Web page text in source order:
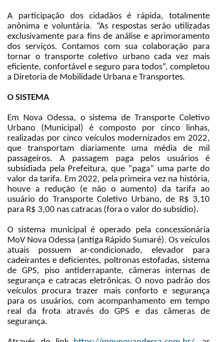
A participação dos cidadãos é rápida, totalmente
anônima e voluntária. “As respostas serão utilizadas
exclusivamente para fins de análise e aprimoramento
dos serviços. Contamos com sua colaboração para
tornar o transporte coletivo urbano cada vez mais
eficiente, confortável e seguro para todos”, completou
a Diretoria de Mobilidade Urbana e Transportes.
O SISTEMA
Em Nova Odessa, o sistema de Transporte Coletivo
Urbano (Municipal) é composto por cinco linhas,
realizadas por cinco veículos modernizados em 2022,
que transportam diariamente uma média de mil
passageiros. A passagem paga pelos usuários é
subsidiada pela Prefeitura, que “paga” uma parte do
valor da tarifa. Em 2022, pela primeira vez na história,
houve a redução (e não o aumento) da tarifa ao
usuário do Transporte Coletivo Urbano, de R$ 3,10
para R$ 3,00 nas catracas (fora o valor do subsídio).
O sistema municipal é operado pela concessionária
MoV Nova Odessa (antiga Rápido Sumaré). Os veículos
atuais possuem ar-condicionado, elevador para
cadeirantes e deficientes, poltronas estofadas, sistema
de GPS, piso antiderrapante, câmeras internas de
segurança e catracas eletrônicas. O novo padrão dos
veículos procura trazer mais conforto e segurança
para os usuários, com acompanhamento em tempo
real da frota através do GPS e das câmeras de
segurança.